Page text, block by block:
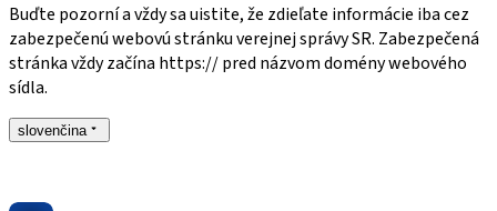
Buďte pozorní a vždy sa uistite, že zdieľate informácie iba cez
zabezpečenú webovú stránku verejnej správy SR. Zabezpečená
stránka vždy začína https:// pred názvom domény webového
sídla.
slovenčina